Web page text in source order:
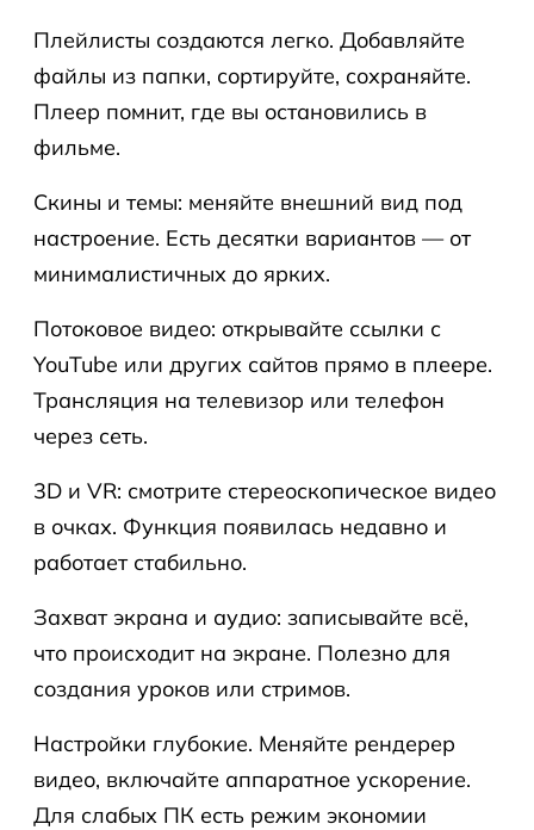
Плейлисты создаются легко. Добавляйте
файлы из папки, сортируйте, сохраняйте.
Плеер помнит, где вы остановились в
фильме.
Скины и темы: меняйте внешний вид под
настроение. Есть десятки вариантов — от
минималистичных до ярких.
Потоковое видео: открывайте ссылки с
YouTube или других сайтов прямо в плеере.
Трансляция на телевизор или телефон
через сеть.
3D и VR: смотрите стереоскопическое видео
в очках. Функция появилась недавно и
работает стабильно.
Захват экрана и аудио: записывайте всё,
что происходит на экране. Полезно для
создания уроков или стримов.
Настройки глубокие. Меняйте рендерер
видео, включайте аппаратное ускорение.
Для слабых ПК есть режим экономии